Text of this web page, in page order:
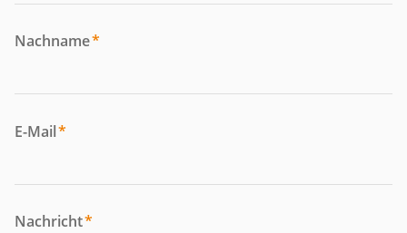
Nachname*
E-Mail*
Nachricht*